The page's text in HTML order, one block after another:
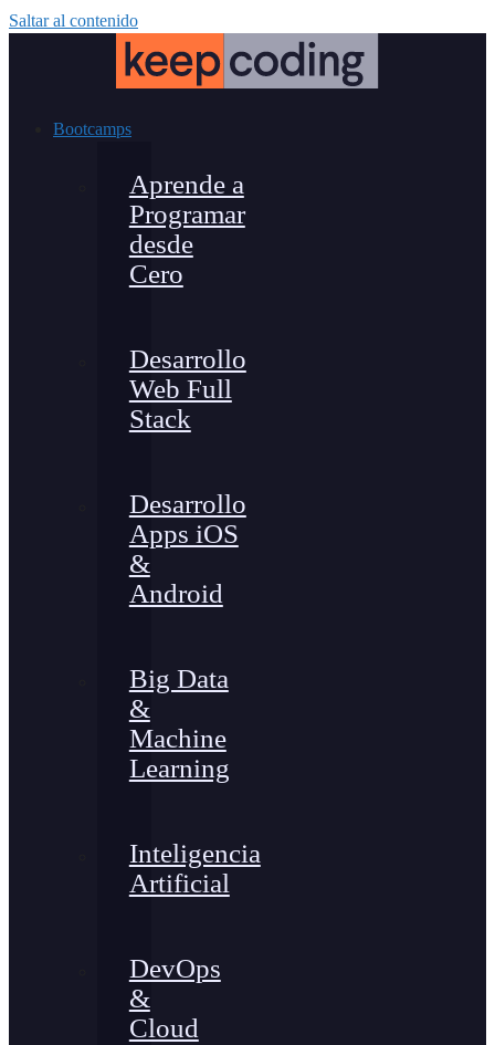
Saltar al contenido
Bootcamps
Aprende a
Programar
desde
Cero
Desarrollo
Web Full
Stack
Desarrollo
Apps iOS
&
Android
Big Data
&
Machine
Learning
Inteligencia
Artificial
DevOps
&
Cloud